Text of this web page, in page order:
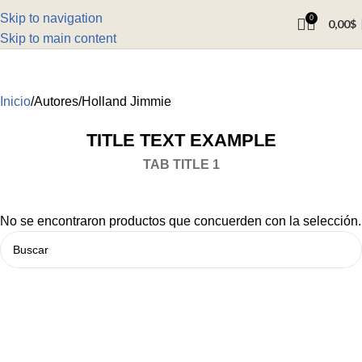
Skip to navigation
Skip to main content
0 0,00$
Inicio Autores Holland Jimmie
TITLE TEXT EXAMPLE
TAB TITLE 1
No se encontraron productos que concuerden con la selección.